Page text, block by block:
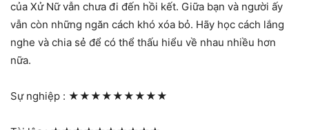
của Xử Nữ vẫn chưa đi đến hồi kết. Giữa bạn và người ấy
vẫn còn những ngăn cách khó xóa bỏ. Hãy học cách lắng
nghe và chia sẻ để có thể thấu hiểu về nhau nhiều hơn
nữa.
Sự nghiệp : ★★★★★★★★★